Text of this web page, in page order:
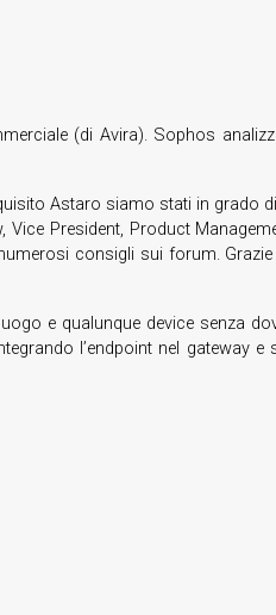
(di Avira). Sophos
Astaro siamo stati in grado
President, Product
consigli sui forum.
e qualunque device senza
l’endpoint nel gateway